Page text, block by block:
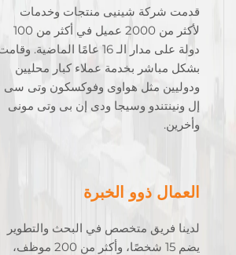
قدمت شركة شينيى منتجات وخدمات
لأكثر من 2000 عميل في أكثر من 100
دولة على مدار الـ 16 عامًا الماضية. وقامت
بشكل مباشر بخدمة عملاء كبار محليين
ودوليين مثل هواوى وفوكسكون وتى سى
إل ونينتندو وسيجا ودى إن بى وتى مونى
وأخرين.
العمال ذوو الخبرة
لدينا فريق متخصص في البحث والتطوير
يضم 15 شخصًا، وأكثر من 200 موظف،